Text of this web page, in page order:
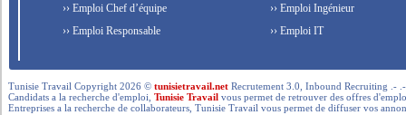
›› Emploi Chef d’équipe
›› Emploi Responsable
›› Emploi Ingénieur
›› Emploi IT
Tunisie Travail Copyright 2026 ©tunisietravail.net Recrutement 3.0, Inbound Recruiting .-
Candidats a la recherche d'emploi,Tunisie Travail vous permet de retrouver des offres
Entreprises a la recherche de collaborateurs, Tunisie Travail vous permet de diffuser vos